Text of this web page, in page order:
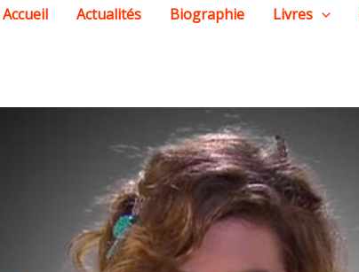
Accueil Actualités Biographie Livres